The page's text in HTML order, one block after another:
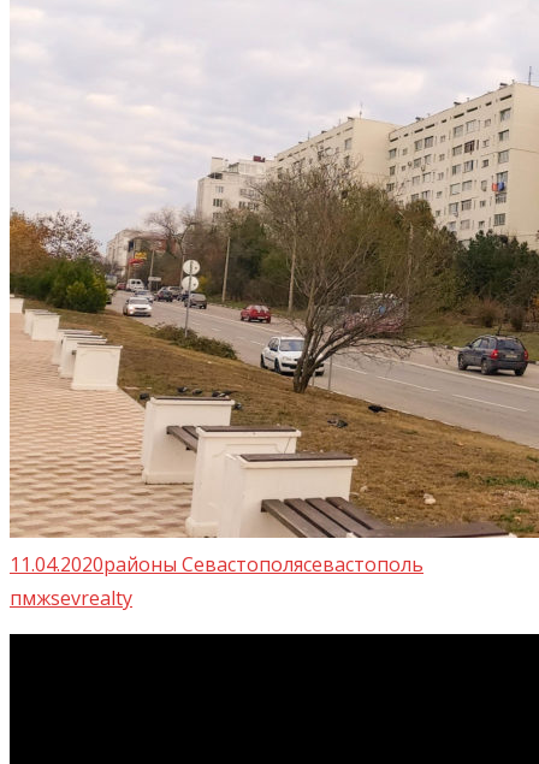
11.04.2020районы Севастополясевастополь
пмжsevrealty